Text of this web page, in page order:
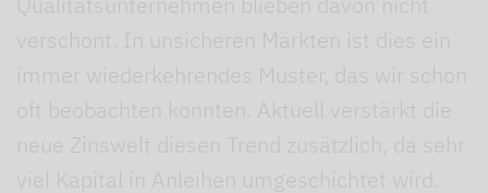
verschont. In unsicheren Märkten ist dies ein
immer wiederkehrendes Muster, das wir schon
oft beobachten konnten. Aktuell verstärkt die
neue Zinswelt diesen Trend zusätzlich, da sehr
viel Kapital in Anleihen umgeschichtet wird.